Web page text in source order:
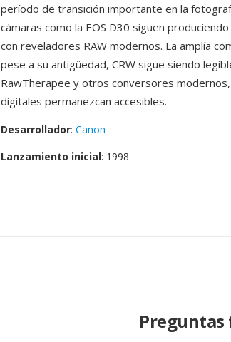
período de transición importante en la
cámaras como la EOS D30 siguen
con reveladores RAW modernos. La amplía
pese a su antigüedad, CRW sigue siendo
RawTherapee y otros conversores
digitales permanezcan accesibles.
Desarrollador: Canon
Lanzamiento inicial: 1998